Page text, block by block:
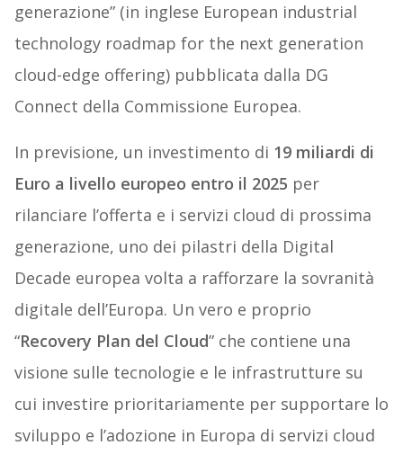
generazione” (in inglese European industrial
technology roadmap for the next generation
cloud-edge offering) pubblicata dalla DG
Connect della Commissione Europea.
In previsione, un investimento di 19 miliardi di
Euro a livello europeo entro il 2025 per
rilanciare l’offerta e i servizi cloud di prossima
generazione, uno dei pilastri della Digital
Decade europea volta a rafforzare la sovranità
digitale dell’Europa. Un vero e proprio
“Recovery Plan del Cloud” che contiene una
visione sulle tecnologie e le infrastrutture su
cui investire prioritariamente per supportare lo
sviluppo e l’adozione in Europa di servizi cloud